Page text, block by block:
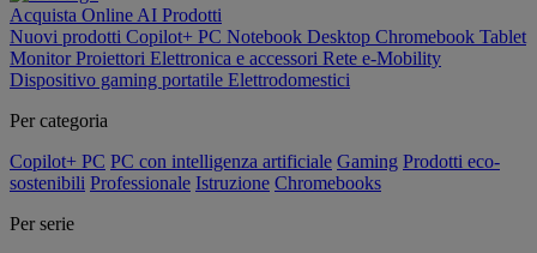
Acquista Online AI Prodotti
Nuovi prodotti Copilot+ PC Notebook Desktop Chromebook Tablet
MonitorProiettori Elettronica e accessori Rete e-Mobility
Dispositivo gaming portatile Elettrodomestici
Per categoria
Copilot+ PC PC con intelligenza artificiale Gaming Prodotti eco-
sostenibili Professionale Istruzione Chromebooks
Per serie